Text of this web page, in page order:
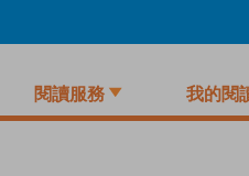
閱讀服務 我的閱